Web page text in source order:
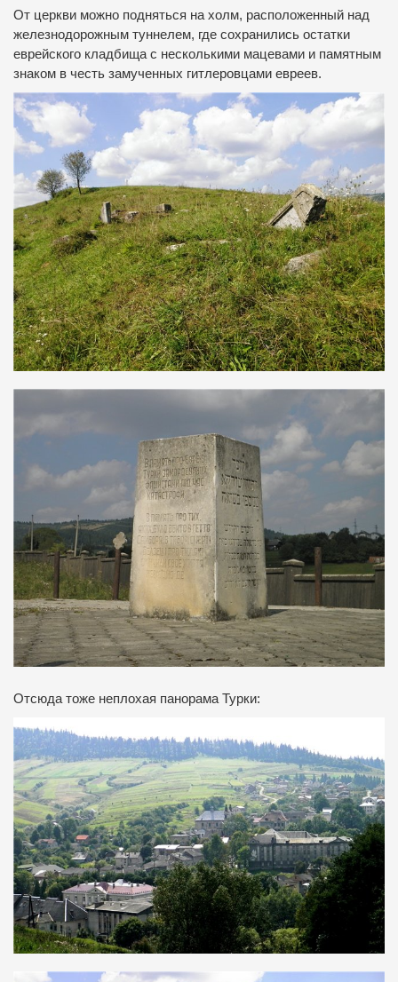
От церкви можно подняться на холм, расположенный над
железнодорожным туннелем, где сохранились остатки
еврейского кладбища с несколькими мацевами и памятным
знаком в честь замученных гитлеровцами евреев.
Отсюда тоже неплохая панорама Турки: